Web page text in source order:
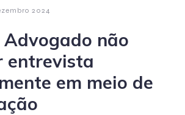
2024
Advogado não
entrevista
em meio de